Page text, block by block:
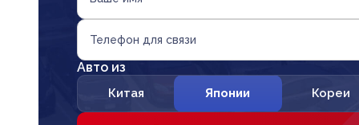
Телефон для связи
Авто из
Китая Японии Кореи